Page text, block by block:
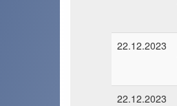
22.12.2023
22.12.2023